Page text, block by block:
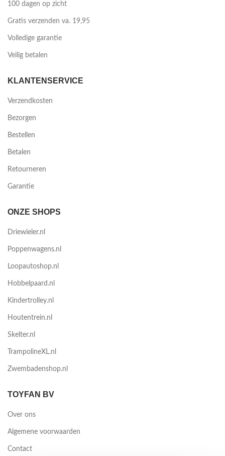
100 dagen op zicht
Gratis verzenden va. 19,95
Volledige garantie
Veilig betalen
KLANTENSERVICE
Verzendkosten
Bezorgen
Bestellen
Betalen
Retourneren
Garantie
ONZE SHOPS
Driewieler.nl
Poppenwagens.nl
Loopautoshop.nl
Hobbelpaard.nl
Kindertrolley.nl
Houtentrein.nl
Skelter.nl
TrampolineXL.nl
Zwembadenshop.nl
TOYFAN BV
Over ons
Algemene voorwaarden
Contact